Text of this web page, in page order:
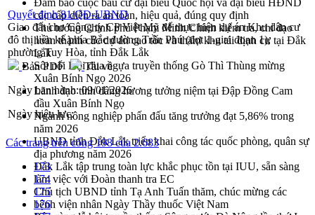
Đảm bảo cuộc bầu cử đại biểu Quốc hội và đại biểu HĐND
các cấp diễn ra an toàn, hiệu quả, đúng quy định
Thủ tướng Chính phủ Phạm Minh Chính kiểm tra, chỉ đạo
hoàn thành các dự án cao tốc và thăm khu tái định cư tại Đắk
Lắk
Sôi nổi Hội đua ngựa truyền thống Gò Thì Thùng mừng
Xuân Bính Ngọ 2026
Lãnh đạo tỉnh dâng hương tưởng niệm tại Đập Đồng Cam
đầu Xuân Bính Ngọ
Ngành nông nghiệp phấn đấu tăng trưởng đạt 5,86% trong
năm 2026
UBND tỉnh Đắk Lắk triển khai công tác quốc phòng, quân sự
địa phương năm 2026
Đắk Lắk tập trung toàn lực khắc phục tồn tại IUU, sẵn sàng
làm việc với Đoàn thanh tra EC
Chủ tịch UBND tỉnh Tạ Anh Tuấn thăm, chúc mừng các
bệnh viện nhân Ngày Thầy thuốc Việt Nam
Quyết định 81/QĐ-UBND
Giao đất cho Công ty CP Việt Mỹ để thực hiện dự án Khu dân cư
đô thị liền kế phía Bắc đường Trần Phú (đợt 1-giai đoạn 1),
phường Tuy Hòa, tỉnh Đắk Lắk
Bản PDF
Tải về
Ngày ban hành:09/01/2026
Ngày hiệu lực:
Các trang trên cổng 198 của 2.683
173
174
175
176